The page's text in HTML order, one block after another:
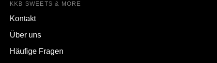
KKB SWEETS & MORE
Kontakt
Über uns
Häufige Fragen